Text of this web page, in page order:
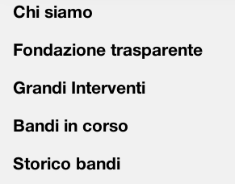
Chi siamo
Fondazione trasparente
Grandi Interventi
Bandi in corso
Storico bandi